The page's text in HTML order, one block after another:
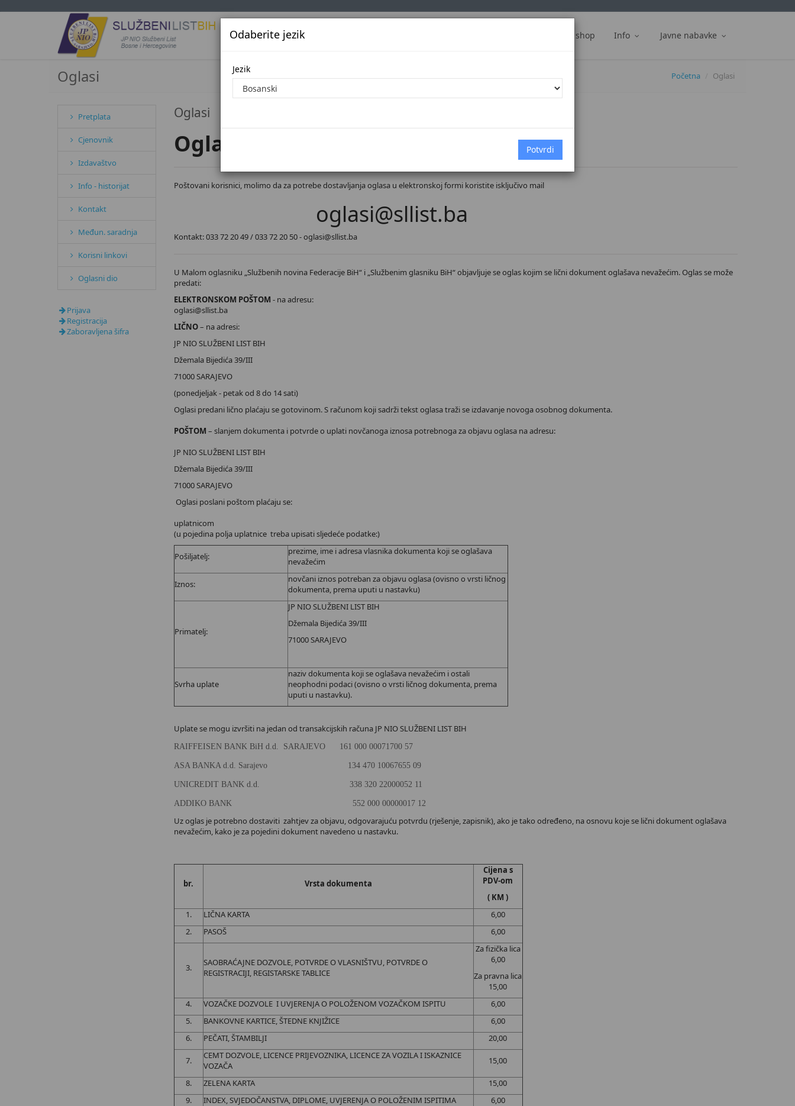
Jezik Službena glasila Web shop Info Javne nabavke
Odaberite jezik
Jezik
Oglasi Početna Oglasi
Pretplata
Cjenovnik
Izdavaštvo
Info - historijat
Kontakt
Međun. saradnja
Korisni linkovi
Oglasni dio
Prijava
Registracija
Zaboravljena šifra
Oglasi
Oglašavanje dokumenata nevažećim
Poštovani korisnici, molimo da za potrebe dostavljanja oglasa u elektronskoj formi koristite isključivo mail
oglasi@sllist.ba
Kontakt: 033 72 20 49 / 033 72 20 50 - oglasi@sllist.ba
U Malom oglasniku „Službenih novina Federacije BiH“ i „Službenim glasniku BiH“ objavljuje se oglas kojim se lični dokument oglašava nevažećim. Oglas se može
predati:
ELEKTRONSKOM POŠTOM - na adresu:
oglasi@sllist.ba
LIČNO– na adresi:
JP NIO SLUŽBENI LIST BIH
Džemala Bijedića 39/III
71000 SARAJEVO
(ponedjeljak - petak od 8 do 14 sati)
Oglasi predani lično plaćaju se gotovinom. S računom koji sadrži tekst oglasa traži se izdavanje novoga osobnog dokumenta.
POŠTOM – slanjem dokumenta i potvrde o uplati novčanoga iznosa potrebnoga za objavu oglasa na adresu:
JP NIO SLUŽBENI LIST BIH
Džemala Bijedića 39/III
71000 SARAJEVO
Oglasi poslani poštom plaćaju se:
uplatnicom
(u pojedina polja uplatnice treba upisati sljedeće podatke:)
Pošiljatelj:
prezime, ime i adresa vlasnika dokumenta koji se oglašava
nevažećim
Iznos:
novčani iznos potreban za objavu oglasa (ovisno o vrsti ličnog
dokumenta, prema uputi u nastavku)
Primatelj:
JP NIO SLUŽBENI LIST BIH
Džemala Bijedića 39/III
71000 SARAJEVO
Svrha uplate
naziv dokumenta koji se oglašava nevažećim i ostali
neophodni podaci (ovisno o vrsti ličnog dokumenta, prema
uputi u nastavku).
Uplate se mogu izvršiti na jedan od transakcijskih računa JP NIO SLUŽBENI LIST BIH
RAIFFEISEN BANK BiH d.d. SARAJEVO 161 000 00071700 57
ASA BANKA d.d. Sarajevo 134 470 10067655 09
UNICREDIT BANK d.d. 338 320 22000052 11
ADDIKO BANK 552 000 00000017 12
Uz oglas je potrebno dostaviti zahtjev za objavu, odgovarajuću potvrdu (rješenje, zapisnik), ako je tako određeno, na osnovu koje se lični dokument oglašava
nevažećim, kako je za pojedini dokument navedeno u nastavku.
br. Vrsta dokumenta
Cijena s
PDV-om
( KM )
1.
LIČNA KARTA
6,00
2.
PASOŠ 6,00
3.
SAOBRAĆAJNE DOZVOLE, POTVRDE O VLASNIŠTVU, POTVRDE O
REGISTRACIJI, REGISTARSKE TABLICE
Za fizička lica
6,00
Za pravna lica
15,00
4.
VOZAČKE DOZVOLE I UVJERENJA O POLOŽENOM VOZAČKOM ISPITU
6,00
5.
BANKOVNE KARTICE, ŠTEDNE KNJIŽICE
6,00
6.
PEČATI, ŠTAMBILJI 20,00
7.
CEMT DOZVOLE, LICENCE PRIJEVOZNIKA, LICENCE ZA VOZILA I ISKAZNICE
VOZAČA
15,00
8. ZELENA KARTA
15,00
9.
INDEX, SVJEDOČANSTVA, DIPLOME, UVJERENJA O POLOŽENIM ISPITIMA
6,00